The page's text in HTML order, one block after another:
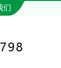
们